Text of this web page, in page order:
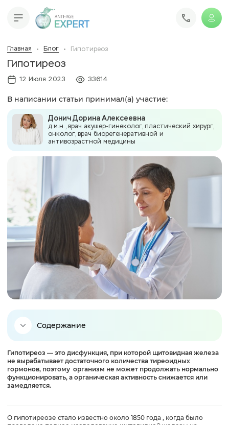
Главная Блог Гипотиреоз
Гипотиреоз
12 Июля 2023 33614
В написании статьи принимал(а) участие:
Донич Дорина Алексеевна
д.м.н., врач акушер-гинеколог, пластический хирург,
онколог, врач биорегенеративной и
антивозрастной медицины
Содержание
Что это такое
Классификация
Гипотиреоз — это дисфункция, при которой щитовидная железа
не вырабатывает достаточного количества тиреоидных
гормонов, поэтому организм не может продолжать нормально
функционировать, а органическая активность снижается или
замедляется.
О гипотиреозе стало известно около 1850 года , когда было